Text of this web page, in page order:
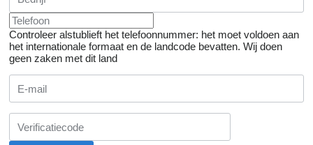
Controleer alstublieft het telefoonnummer: het moet voldoen aan
het internationale formaat en de landcode bevatten. Wij doen
geen zaken met dit land